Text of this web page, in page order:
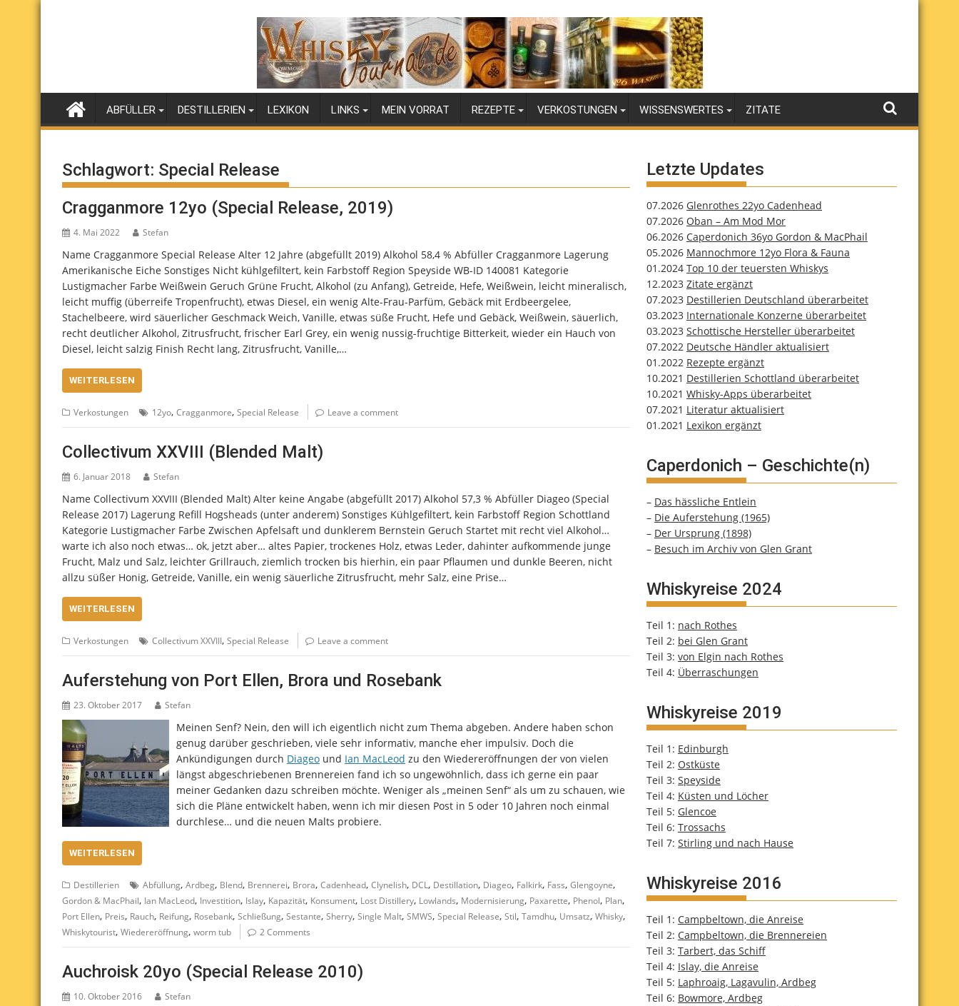
Skip
ABFÜLLER DESTILLERIEN LEXIKON LINKS MEIN VORRAT REZEPTE VERKOSTUNGEN WISSENSWERTES ZITATE
Schlagwort: Special Release
Cragganmore 12yo (Special Release, 2019)
4. Mai 2022 Stefan
Name Cragganmore Special Release Alter 12 Jahre (abgefüllt 2019) Alkohol 58,4 % Abfüller Cragganmore Lagerung
Amerikanische Eiche Sonstiges Nicht kühlgefiltert, kein Farbstoff Region Speyside WB-ID 140081 Kategorie
Lustigmacher Farbe Weißwein Geruch Grüne Frucht, Alkohol (zu Anfang), Getreide, Hefe, Weißwein, leicht mineralisch,
leicht muffig (überreife Tropenfrucht), etwas Diesel, ein wenig Alte-Frau-Parfüm, Gebäck mit Erdbeergelee,
Stachelbeere, wird säuerlicher Geschmack Weich, Vanille, etwas süße Frucht, Hefe und Gebäck, Weißwein, säuerlich,
recht deutlicher Alkohol, Zitrusfrucht, frischer Earl Grey, ein wenig nussig-fruchtige Bitterkeit, wieder ein Hauch von
Diesel, leicht salzig Finish Recht lang, Zitrusfrucht, Vanille,…
WEITERLESEN
Verkostungen 12yo, Cragganmore, Special Release Leave a comment
Collectivum XXVIII (Blended Malt)
6. Januar 2018 Stefan
Name Collectivum XXVIII (Blended Malt) Alter keine Angabe (abgefüllt 2017) Alkohol 57,3 % Abfüller Diageo (Special
Release 2017) Lagerung Refill Hogsheads (unter anderem) Sonstiges Kühlgefiltert, kein Farbstoff Region Schottland
Kategorie Lustigmacher Farbe Zwischen Apfelsaft und dunklerem Bernstein Geruch Startet mit recht viel Alkohol…
warte ich also noch etwas… ok, jetzt aber… altes Papier, trockenes Holz, etwas Leder, dahinter aufkommende junge
Frucht, Malz und Salz, leichter Grillrauch, ziemlich trocken bis hierhin, ein paar Pflaumen und dunkle Beeren, nicht
allzu süßer Honig, Getreide, Vanille, ein wenig säuerliche Zitrusfrucht, mehr Salz, eine Prise…
WEITERLESEN
Verkostungen Collectivum XXVIII, Special Release Leave a comment
Auferstehung von Port Ellen, Brora und Rosebank
23. Oktober 2017 Stefan
Meinen Senf? Nein, den will ich eigentlich nicht zum Thema abgeben. Andere haben schon
genug darüber geschrieben, viele sehr informativ, manche eher impulsiv. Doch die
Ankündigungen durch Diageo und Ian MacLeod zu den Wiedereröffnungen der von vielen
längst abgeschriebenen Brennereien fand ich so ungewöhnlich, dass ich gerne ein paar
meiner Gedanken dazu schreiben möchte. Weniger als „meinen Senf“ als um zu schauen, wie
sich die Pläne entwickelt haben, wenn ich mir diesen Post in 5 oder 10 Jahren noch einmal
durchlese… und die neuen Malts probiere.
WEITERLESEN
Destillerien Abfüllung, Ardbeg, Blend, Brennerei, Brora, Cadenhead, Clynelish, DCL, Destillation, Diageo, Falkirk, Fass, Glengoyne,
Gordon & MacPhail, Ian MacLeod, Investition, Islay, Kapazität, Konsument, Lost Distillery, Lowlands, Modernisierung, Paxarette, Phenol, Plan,
Port Ellen, Preis, Rauch, Reifung, Rosebank, Schließung, Sestante, Sherry, Single Malt, SMWS, Special Release, Stil, Tamdhu, Umsatz, Whisky,
Whiskytourist, Wiedereröffnung, worm tub 2 Comments
Auchroisk 20yo (Special Release 2010)
10. Oktober 2016 Stefan
Letzte Updates
07.2026 Glenrothes 22yo Cadenhead
07.2026 Oban – Am Mod Mor
06.2026 Caperdonich 36yo Gordon & MacPhail
05.2026 Mannochmore 12yo Flora & Fauna
01.2024 Top 10 der teuersten Whiskys
12.2023 Zitate ergänzt
07.2023 Destillerien Deutschland überarbeitet
03.2023 Internationale Konzerne überarbeitet
03.2023 Schottische Hersteller überarbeitet
07.2022 Deutsche Händler aktualisiert
01.2022 Rezepte ergänzt
10.2021 Destillerien Schottland überarbeitet
10.2021 Whisky-Apps überarbeitet
07.2021 Literatur aktualisiert
01.2021 Lexikon ergänzt
Caperdonich – Geschichte(n)
– Das hässliche Entlein
– Die Auferstehung (1965)
– Der Ursprung (1898)
– Besuch im Archiv von Glen Grant
Whiskyreise 2024
Teil 1: nach Rothes
Teil 2: bei Glen Grant
Teil 3: von Elgin nach Rothes
Teil 4: Überraschungen
Whiskyreise 2019
Teil 1: Edinburgh
Teil 2: Ostküste
Teil 3: Speyside
Teil 4: Küsten und Löcher
Teil 5: Glencoe
Teil 6: Trossachs
Teil 7: Stirling und nach Hause
Whiskyreise 2016
Teil 1: Campbeltown, die Anreise
Teil 2: Campbeltown, die Brennereien
Teil 3: Tarbert, das Schiff
Teil 4: Islay, die Anreise
Teil 5: Laphroaig, Lagavulin, Ardbeg
Teil 6: Bowmore, Ardbeg